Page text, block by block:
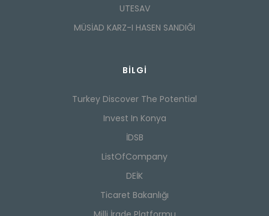
UTESAV
MÜSİAD KARZ-I HASEN SANDIĞI
BILGI
Turkey Discover The Potential
Invest In Konya
İDSB
ListOfCompany
DEİK
Ticaret Bakanlığı